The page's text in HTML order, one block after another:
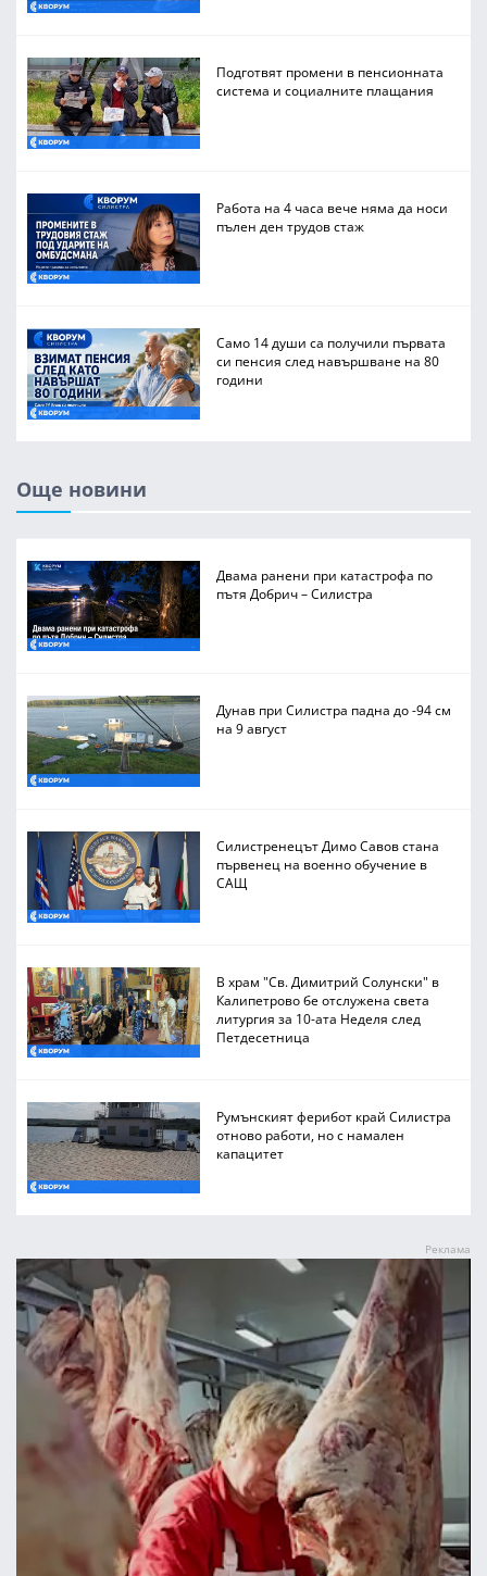
Подготвят промени в пенсионната
система и социалните плащания
Работа на 4 часа вече няма да носи
пълен ден трудов стаж
Само 14 души са получили първата
си пенсия след навършване на 80
години
Още новини
Двама ранени при катастрофа по
пътя Добрич – Силистра
Дунав при Силистра падна до -94 см
на 9 август
Силистренецът Димо Савов стана
първенец на военно обучение в
САЩ
В храм "Св. Димитрий Солунски" в
Калипетрово бе отслужена света
литургия за 10-ата Неделя след
Петдесетница
Румънският ферибот край Силистра
отново работи, но с намален
капацитет